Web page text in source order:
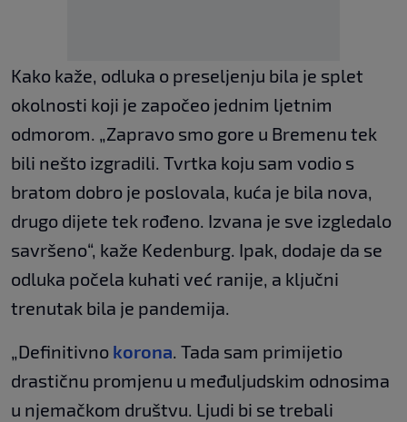
Kako kaže, odluka o preseljenju bila je splet
okolnosti koji je započeo jednim ljetnim
odmorom. „Zapravo smo gore u Bremenu tek
bili nešto izgradili. Tvrtka koju sam vodio s
bratom dobro je poslovala, kuća je bila nova,
drugo dijete tek rođeno. Izvana je sve izgledalo
savršeno“, kaže Kedenburg. Ipak, dodaje da se
odluka počela kuhati već ranije, a ključni
trenutak bila je pandemija.
„Definitivno korona. Tada sam primijetio
drastičnu promjenu u međuljudskim odnosima
u njemačkom društvu. Ljudi bi se trebali